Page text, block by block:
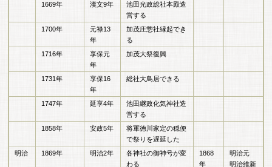
1669年
漢文9年
池田光政総社本殿造
営する
1700年
元禄13
年
加茂庄惣社縁起でき
る
1716年
享保元
年
加茂大祭復興
1731年
享保16
年
総社大鳥居できる
1747年 延享4年
池田継政化気神社造
営する
1858年
安政5年
将軍徳川家定の穏便
で祭りを遅延した
明治
1869年 明治2年
各神社の御神号が変
わる
1868
年
明治元
明治維新